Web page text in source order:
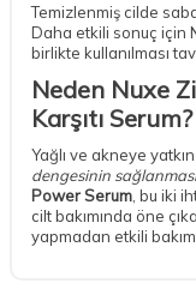
Temizlenmiş cilde
Daha etkili sonuç için
birlikte kullanılması
Neden Nuxe
Karşıtı Serum?
Yağlı ve akneye
dengesinin
Power Serum , bu iki
cilt bakımında öne
yapmadan etkili